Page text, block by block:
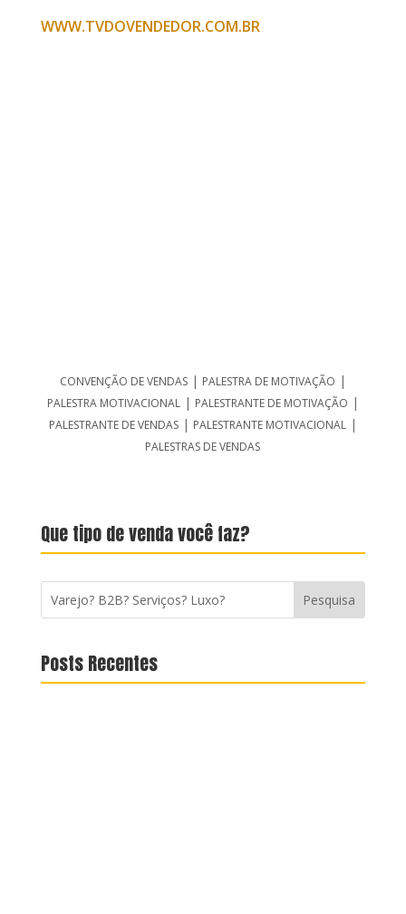
WWW.TVDOVENDEDOR.COM.BR
CONVENÇÃO DE VENDAS| PALESTRA DE MOTIVAÇÃO |
PALESTRA MOTIVACIONAL| PALESTRANTE DE MOTIVAÇÃO |
PALESTRANTE DE VENDAS| PALESTRANTE MOTIVACIONAL|
PALESTRAS DE VENDAS
Que tipo de venda você faz?
Posts Recentes